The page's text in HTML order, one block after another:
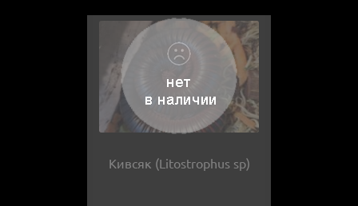
Кивсяк (Litostrophus sp)